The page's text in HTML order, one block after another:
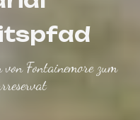
Fontainemore zum